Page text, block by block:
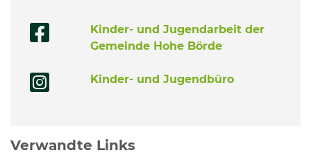
Kinder- und Jugendarbeit der
Gemeinde Hohe Börde
Kinder- und Jugendbüro
Verwandte Links